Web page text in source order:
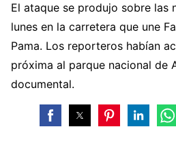
2021
El ataque se produjo sobre las
lunes en la carretera que une
Pama. Los reporteros habían
próxima al parque nacional de
documental.